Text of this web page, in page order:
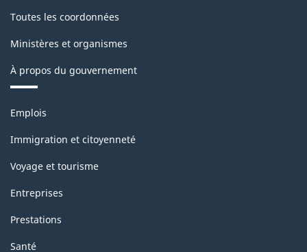
Toutes les coordonnées
Ministères et organismes
À propos du gouvernement
Thèmes
sujets
Emplois
Immigration et citoyenneté
Voyage et tourisme
Entreprises
Prestations
Santé